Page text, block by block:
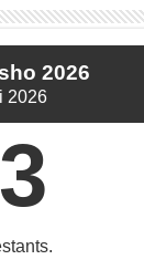
2026
2026